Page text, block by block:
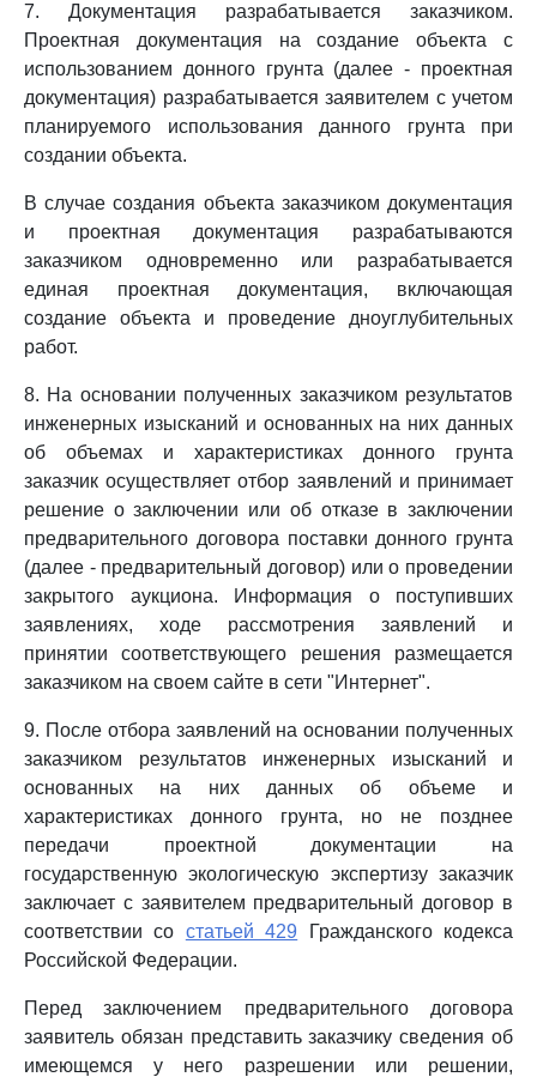
7. Документация разрабатывается заказчиком.
Проектная документация на создание объекта с
использованием донного грунта (далее - проектная
документация) разрабатывается заявителем с учетом
планируемого использования данного грунта при
создании объекта.
В случае создания объекта заказчиком документация
и проектная документация разрабатываются
заказчиком одновременно или разрабатывается
единая проектная документация, включающая
создание объекта и проведение дноуглубительных
работ.
8. На основании полученных заказчиком результатов
инженерных изысканий и основанных на них данных
об объемах и характеристиках донного грунта
заказчик осуществляет отбор заявлений и принимает
решение о заключении или об отказе в заключении
предварительного договора поставки донного грунта
(далее - предварительный договор) или о проведении
закрытого аукциона. Информация о поступивших
заявлениях, ходе рассмотрения заявлений и
принятии соответствующего решения размещается
заказчиком на своем сайте в сети "Интернет".
9. После отбора заявлений на основании полученных
заказчиком результатов инженерных изысканий и
основанных на них данных об объеме и
характеристиках донного грунта, но не позднее
передачи проектной документации на
государственную экологическую экспертизу заказчик
заключает с заявителем предварительный договор в
соответствии со статьей 429 Гражданского кодекса
Российской Федерации.
Перед заключением предварительного договора
заявитель обязан представить заказчику сведения об
имеющемся у него разрешении или решении,